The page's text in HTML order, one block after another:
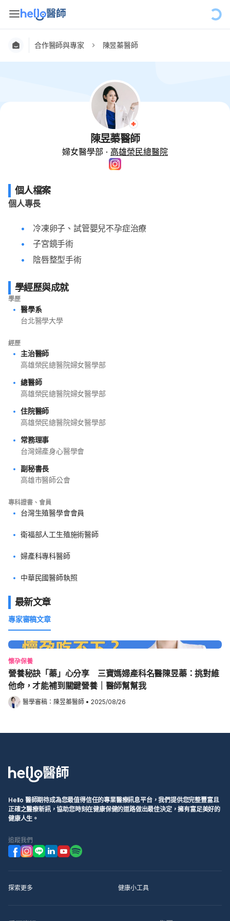
合作醫師與專家 陳昱蓁醫師
陳昱蓁醫師
婦女醫學部 · 高雄榮民總醫院
個人檔案
個人專長
冷凍卵子、試管嬰兒不孕症治療
子宮鏡手術
陰唇整型手術
學經歷與成就
學歷
醫學系
台北醫學大學
經歷
主治醫師
高雄榮民總醫院婦女醫學部
總醫師
高雄榮民總醫院婦女醫學部
住院醫師
高雄榮民總醫院婦女醫學部
常務理事
台灣婦產身心醫學會
副秘書長
高雄市醫師公會
專科證書、會員
台灣生殖醫學會會員
衛福部人工生殖施術醫師
婦產科專科醫師
中華民國醫師執照
最新文章
專家審稿文章
懷孕保養
營養秘訣「蓁」心分享 三寶媽婦產科名醫陳昱蓁：挑對維
他命，才能補到關鍵營養｜醫師幫幫我
醫學審稿： 陳昱蓁醫師 • 2025/08/26
Hello 醫師期待成為您最值得信任的專業醫療訊息平台，我們提供您完整豐富且
正確之醫療新訊，協助您時刻在健康保健的道路做出最佳決定，擁有富足美好的
健康人生。
追蹤我們
探索更多 健康小工具